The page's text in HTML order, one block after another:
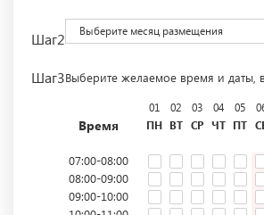
Шаг2 Выберите месяц размещения
Шаг3Выберите желаемое время и даты,
Время
01
ПН
02
ВТ
03
СР
04
ЧТ
05
ПТ
07:00-08:00
08:00-09:00
09:00-10:00